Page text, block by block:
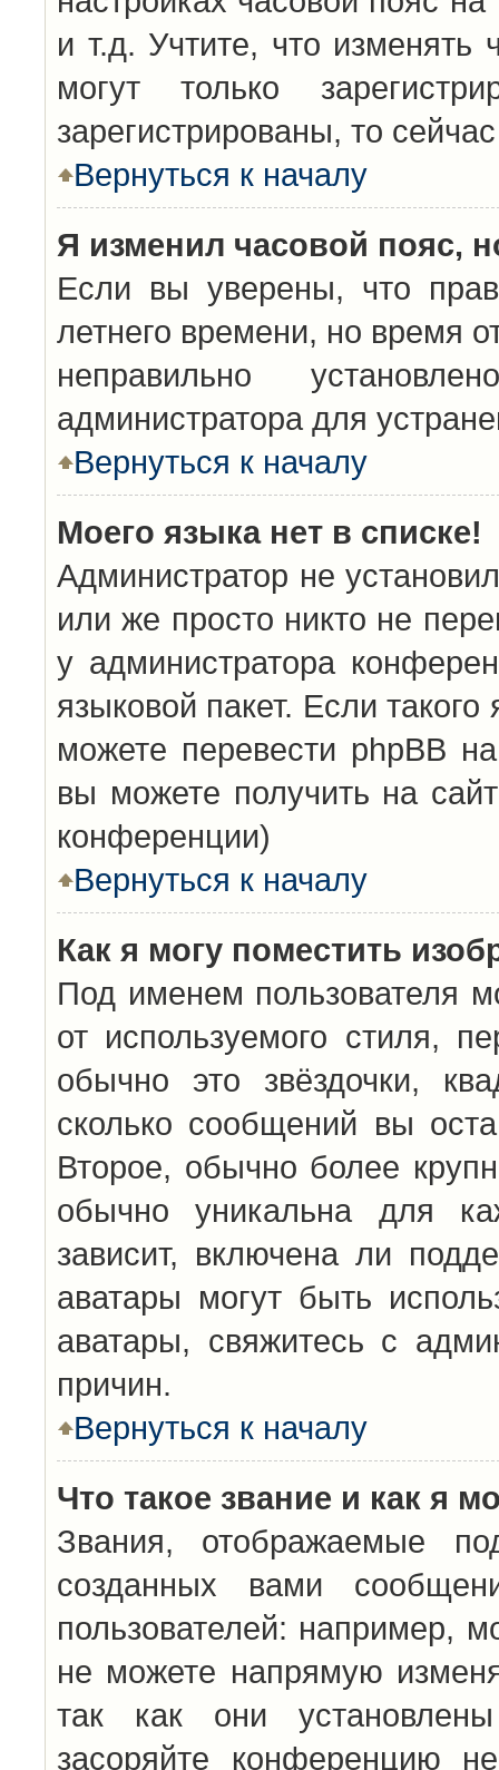
и т.д. Учтите, что изменять
могут только
зарегистрированы, то
Вернуться к началу
Я изменил часовой пояс,
Если вы уверены, что
летнего времени, но время
неправильно
администратора для
Вернуться к началу
Моего языка нет в списке!
Администратор не
или же просто никто не
у администратора
языковой пакет. Если
можете перевести phpBB
вы можете получить на
конференции)
Вернуться к началу
Как я могу поместить
Под именем пользователя
от используемого стиля,
обычно это звёздочки,
сколько сообщений вы
Второе, обычно более
обычно уникальна для
зависит, включена ли
аватары могут быть
аватары, свяжитесь с
причин.
Вернуться к началу
Что такое звание и как я
Звания, отображаемые
созданных вами
пользователей: например,
не можете напрямую
так как они
засоряйте конференцию